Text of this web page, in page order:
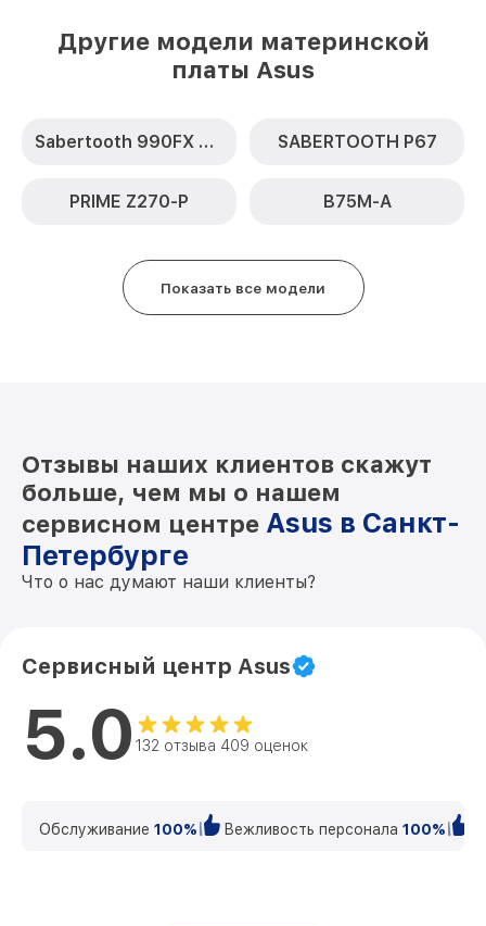
Другие модели материнской
платы Asus
Sabertooth 990FX R2.0 SABERTOOTH P67
PRIME Z270-P B75M-A
Показать все модели
Отзывы наших клиентов скажут
больше, чем мы о нашем
сервисном центре Asus в Санкт-
Петербурге
Что о нас думают наши клиенты?
Сервисный центр Asus
5.0 132 отзыва 409 оценок
Обслуживание 100% Вежливость персонала 100%